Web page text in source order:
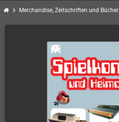
chevron_right Merchandise, Zeitschriften und Bücher